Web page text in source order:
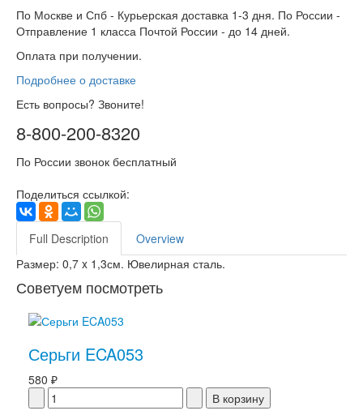
По Москве и Спб - Курьерская доставка 1-3 дня. По России -
Отправление 1 класса Почтой России - до 14 дней.
Оплата при получении.
Подробнее о доставке
Есть вопросы? Звоните!
8-800-200-8320
По России звонок бесплатный
Поделиться ссылкой:
Full Description
Overview
Размер: 0,7 x 1,3см. Ювелирная сталь.
Советуем посмотреть
Серьги ECA053
580 ₽